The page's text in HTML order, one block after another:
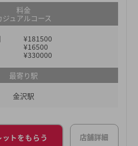
、真摯に向き合い、親身に寄
ートしているからこそ、これま
い柔軟なサポートも数多く見
なければ成婚につながらなかっ
くございます。ムスベルの仲人
成婚までしっかり伴走させて
料金
ジュアルコース
¥181500
¥16500
¥330000
最寄り駅
金沢駅
トをもらう 店舗詳細